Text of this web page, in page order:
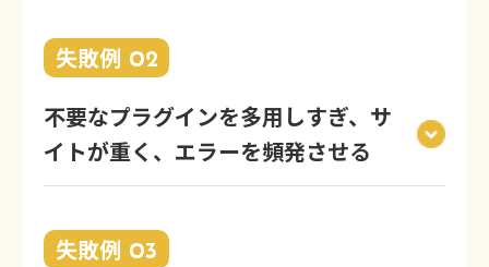
失敗例 02
不要なプラグインを多用しすぎ、サ
イトが重く、エラーを頻発させる
失敗例 03